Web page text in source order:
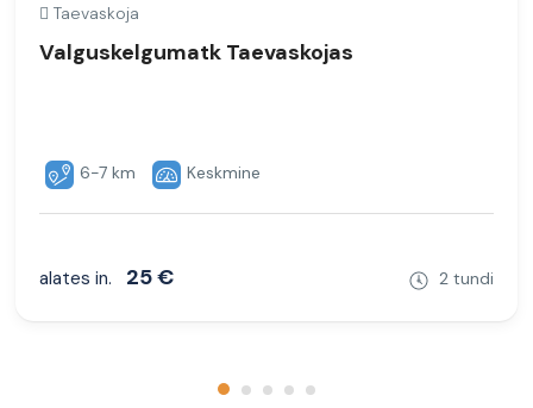
Taevaskoja
Valguskelgumatk Taevaskojas
6-7 km Keskmine
alates in. 25 € 2 tundi